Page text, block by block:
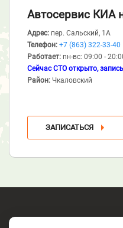
Автосервис КИА
Адрес: пер. Сальский, 1А
Телефон: +7 (863) 322-33-40
Работает: пн-вс: 09:00 -
Сейчас СТО открыто,
Район: Чкаловский
ЗАПИСАТЬСЯ